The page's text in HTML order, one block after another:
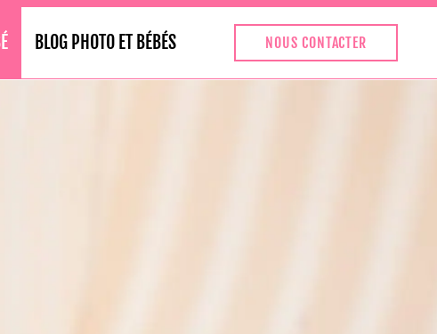
BLOG PHOTO ET BÉBÉS NOUS CONTACTER